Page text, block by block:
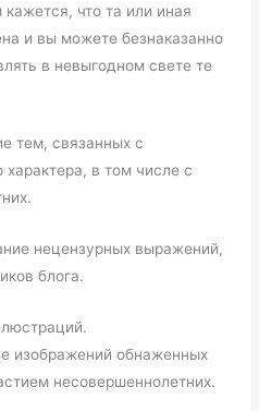
что та или иная
и вы можете безнаказанно
в невыгодном свете те
тем, связанных с
характера, в том числе с
нецензурных выражений,
блога.
изображений обнаженных
несовершеннолетних.